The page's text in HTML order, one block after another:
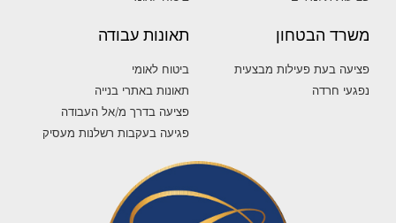
משרד הבטחון
פציעה בעת פעילות מבצעית
נפגעי חרדה
תאונות עבודה
ביטוח לאומי
תאונות באתרי בנייה
פציעה בדרך מ/אל העבודה
פגיעה בעקבות רשלנות מעסיק